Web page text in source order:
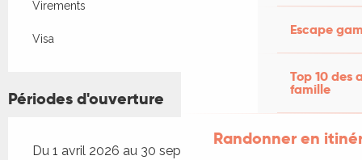
Escape
Top 10 des
famille
Randonner en
Virements
Visa
Périodes d'ouverture
Du 1 avril 2026 au 30 septembre 2026